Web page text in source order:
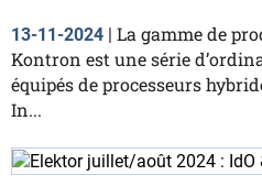
13-11-2024 | La gamme de
Kontron est une série
équipés de processeurs
In...